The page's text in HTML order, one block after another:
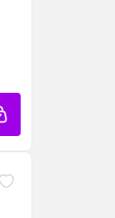
Adicionar à sacola